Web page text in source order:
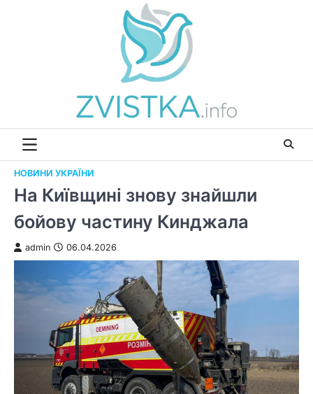
НОВИНИ УКРАЇНИ
На Київщині знову знайшли
бойову частину Кинджала
admin 06.04.2026